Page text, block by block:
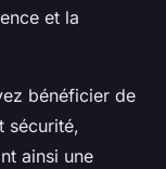
et la
bénéficier de
sécurité,
ainsi une